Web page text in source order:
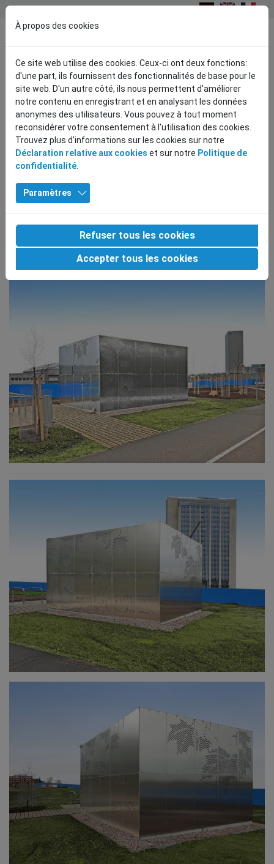
Architecture
Références en tôles perforées
Projet Infrastructure Helsinki
PROJET INFRASTRUCTURE HELSINKI
Les tôles perforées de Dillinger Fabrik ont contribué à
l'infrastructure de Hesinki en mettant en place des systèmes de
ventilation pour les parkings et le métro. Les postes de
transformateurs étaient également revêtus de tôle perforée.
spécifications du client. Pour ce faire, on a utilisé de l'acier
inoxydable poli de 2 mm.
À propos des cookies
Ce site web utilise des cookies. Ceux-ci ont deux fonctions:
d'une part, ils fournissent des fonctionnalités de base pour le
site web. D'un autre côté, ils nous permettent d'améliorer
notre contenu en enregistrant et en analysant les données
anonymes des utilisateurs. Vous pouvez à tout moment
reconsidérer votre consentement à l'utilisation des cookies.
Trouvez plus d'informations sur les cookies sur notre
Déclaration relative aux cookies et sur notre Politique de
confidentialité
Paramètres
Refuser tous les cookies
Accepter tous les cookies